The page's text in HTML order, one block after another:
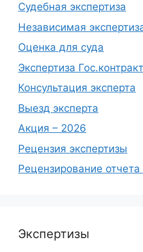
Судебная экспертиза
Независимая
Оценка для суда
Экспертиза
Консультация эксперта
Выезд эксперта
Акция – 2026
Рецензия экспертизы
Рецензирование
Экспертизы